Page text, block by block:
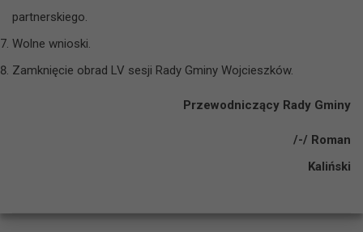
partnerskiego.
Wolne wnioski.
Zamknięcie obrad LV sesji Rady Gminy Wojcieszków.
Przewodniczący Rady Gminy
/-/ Roman
Kaliński